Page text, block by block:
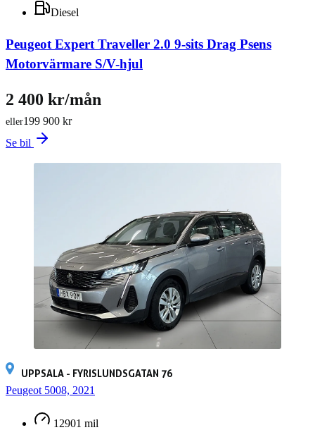
Diesel
Peugeot Expert Traveller 2.0 9-sits Drag Psens
Motorvärmare S/V-hjul
199 900 kr
eller
2 400 kr/mån
Se bil
UPPSALA - FYRISLUNDSGATAN 76
Peugeot 5008, 2021
12901 mil